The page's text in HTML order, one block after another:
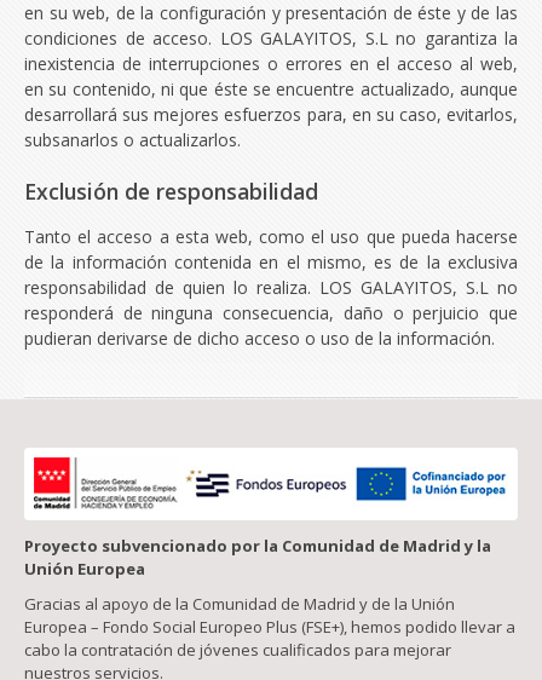
en su web, de la configuración y presentación de éste y de las
condiciones de acceso. LOS GALAYITOS, S.L no garantiza la
inexistencia de interrupciones o errores en el acceso al web,
en su contenido, ni que éste se encuentre actualizado, aunque
desarrollará sus mejores esfuerzos para, en su caso, evitarlos,
subsanarlos o actualizarlos.
Exclusión de responsabilidad
Tanto el acceso a esta web, como el uso que pueda hacerse
de la información contenida en el mismo, es de la exclusiva
responsabilidad de quien lo realiza. LOS GALAYITOS, S.L no
responderá de ninguna consecuencia, daño o perjuicio que
pudieran derivarse de dicho acceso o uso de la información.
Proyecto subvencionado por la Comunidad de Madrid y la
Unión Europea
Gracias al apoyo de la Comunidad de Madrid y de la Unión
Europea – Fondo Social Europeo Plus (FSE+), hemos podido llevar a
cabo la contratación de jóvenes cualificados para mejorar
nuestros servicios.